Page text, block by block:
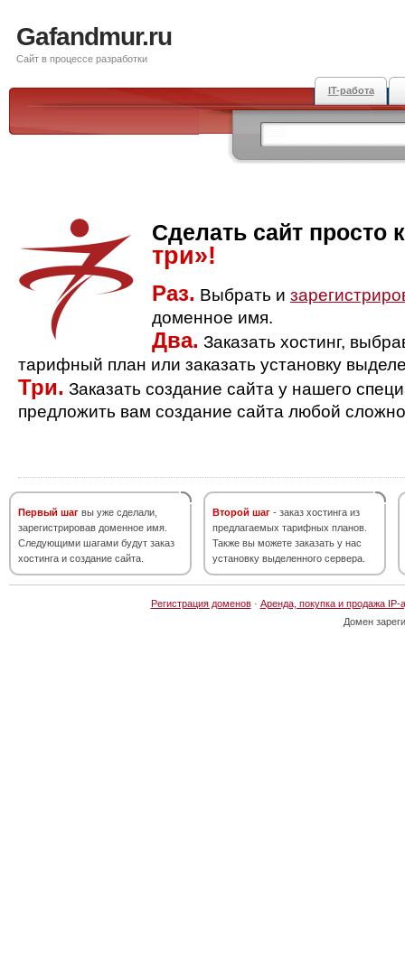
Gafandmur.ru
Сайт в процессе разработки
IT-работа
Сделать сайт просто
три»!
Раз. Выбрать и
доменное имя.
Два. Заказать хостинг,
тарифный план или заказать установку
Три. Заказать создание сайта у нашего
предложить вам создание сайта любой
Первый шаг вы уже сделали,
зарегистрировав доменное имя.
Следующими шагами будут заказ
хостинга и создание сайта.
Второй шаг - заказ хостинга из
предлагаемых тарифных планов.
Также вы можете заказать у нас
установку выделенного сервера.
Регистрация доменов· Аренда, покупка и продажа IP-
Домен